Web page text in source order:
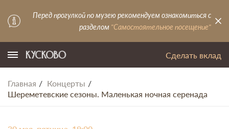
Перед прогулкой по музею рекомендуем ознакомиться с
разделом "Самостоятельное посещение"
Сделать вклад
Главная
Концерты
Шереметевские сезоны. Маленькая ночная серенада